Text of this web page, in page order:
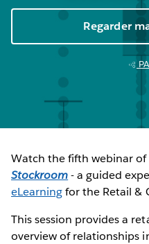
Regarder
Watch the fifth webinar of
Stockroom- a guided
eLearningfor the Retail &
This session provides a
overview of relationships